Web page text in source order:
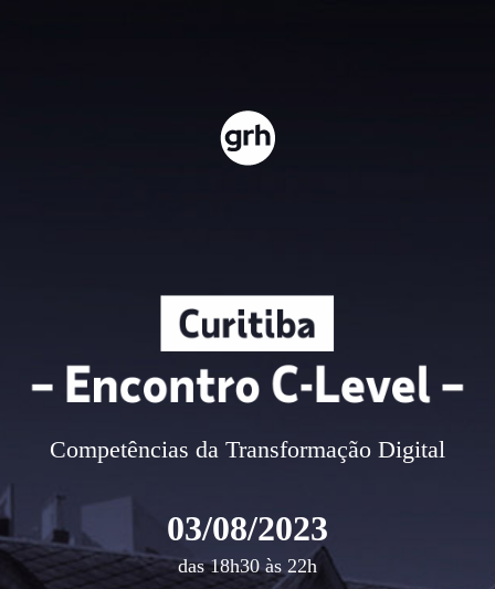
Competências da Transformação Digital
03/08/2023
das 18h30 às 22h